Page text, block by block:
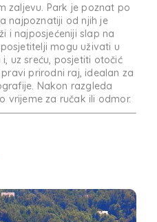
zaljevu. Park je poznat po
najpoznatiji od njih je
i najposjećeniji slap na
mogu uživati u
uz sreću, posjetiti otočić
prirodni raj, idealan za
Nakon razgleda
vrijeme za ručak ili odmor.